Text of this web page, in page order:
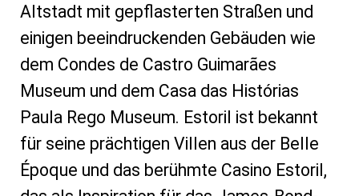
Altstadt mit gepflasterten Straßen und
einigen beeindruckenden Gebäuden wie
dem Condes de Castro Guimarães
Museum und dem Casa das Histórias
Paula Rego Museum. Estoril ist bekannt
für seine prächtigen Villen aus der Belle
Époque und das berühmte Casino Estoril,